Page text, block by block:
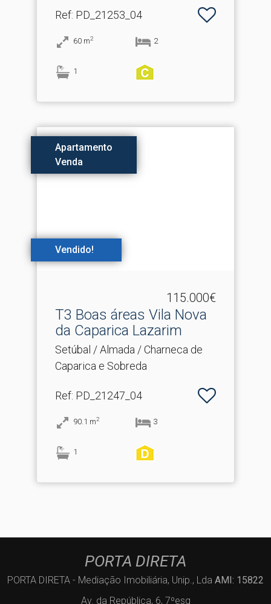
Ref: PD_21253_04
60 m2 2
1
Apartamento
Venda
Vendido!
115.000€
T3 Boas áreas Vila Nova
da Caparica Lazarim
Setúbal / Almada / Charneca de
Caparica e Sobreda
Ref: PD_21247_04
90.1 m2 3
1
PORTA DIRETA
PORTA DIRETA - Mediação Imobiliária, Unip., Lda AMI: 15822
Av. da República, 6, 7ºesq